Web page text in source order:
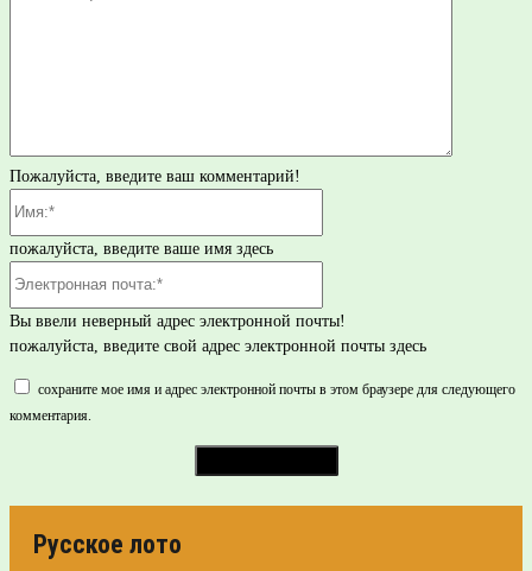
Пожалуйста, введите ваш комментарий!
пожалуйста, введите ваше имя здесь
Вы ввели неверный адрес электронной почты!
пожалуйста, введите свой адрес электронной почты здесь
сохраните мое имя и адрес электронной почты в этом браузере для следующего
комментария.
Русское лото